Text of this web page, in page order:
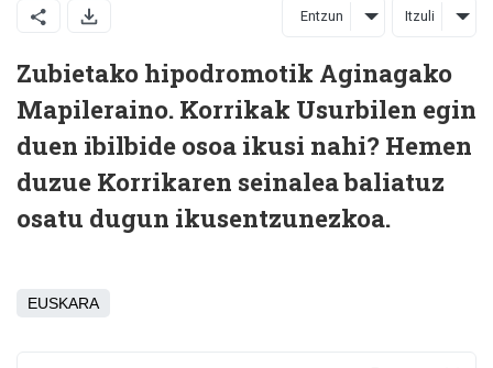
Entzun Itzuli
Zubietako hipodromotik Aginagako
Mapileraino. Korrikak Usurbilen egin
duen ibilbide osoa ikusi nahi? Hemen
duzue Korrikaren seinalea baliatuz
osatu dugun ikusentzunezkoa.
EUSKARA